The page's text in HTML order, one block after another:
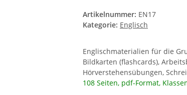
Artikelnummer: EN17
Kategorie: Englisch
Englischmaterialien für die
Bildkarten (flashcards),
Hörverstehensübungen,
108 Seiten, pdf-Format,